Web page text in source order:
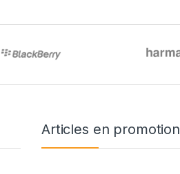
Articles en promotion